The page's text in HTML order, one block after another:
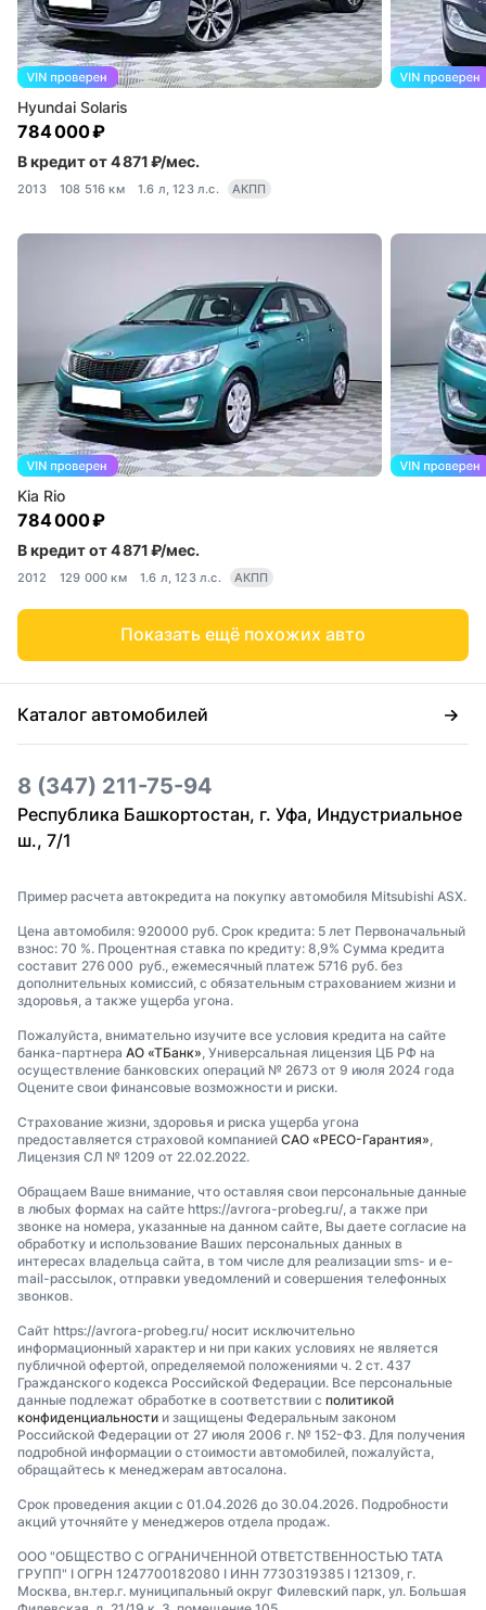
Hyundai Solaris
784 000 ₽
В кредит от 4 871 ₽/мес.
2013 108 516 км 1.6 л, 123 л.с. АКПП
Kia Rio
784 000 ₽
В кредит от 4 871 ₽/мес.
2012 129 000 км 1.6 л, 123 л.с. АКПП
Показать ещё похожих авто
Каталог автомобилей
8 (347) 211-75-94
Республика Башкортостан, г. Уфа, Индустриальное
ш., 7/1
Пример расчета автокредита на покупку автомобиля Mitsubishi ASX.
Цена автомобиля: 920000 руб. Срок кредита: 5 лет Первоначальный
взнос: 70 %. Процентная ставка по кредиту: 8,9% Сумма кредита
составит 276 000 руб., ежемесячный платеж 5716 руб. без
дополнительных комиссий, с обязательным страхованием жизни и
здоровья, а также ущерба угона.
Пожалуйста, внимательно изучите все условия кредита на сайте
банка-партнера АО «ТБанк», Универсальная лицензия ЦБ РФ на
осуществление банковских операций № 2673 от 9 июля 2024 года
Оцените свои финансовые возможности и риски.
Страхование жизни, здоровья и риска ущерба угона
предоставляется страховой компанией САО «РЕСО-Гарантия»,
Лицензия СЛ № 1209 от 22.02.2022.
Обращаем Ваше внимание, что оставляя свои персональные данные
в любых формах на сайте https://avrora-probeg.ru/, а также при
звонке на номера, указанные на данном сайте, Вы даете согласие на
обработку и использование Ваших персональных данных в
интересах владельца сайта, в том числе для реализации sms- и e-
mail-рассылок, отправки уведомлений и совершения телефонных
звонков.
Сайт https://avrora-probeg.ru/ носит исключительно
информационный характер и ни при каких условиях не является
публичной офертой, определяемой положениями ч. 2 ст. 437
Гражданского кодекса Российской Федерации. Все персональные
данные подлежат обработке в соответствии с политикой
конфиденциальности и защищены Федеральным законом
Российской Федерации от 27 июля 2006 г. № 152-ФЗ. Для получения
подробной информации о стоимости автомобилей, пожалуйста,
обращайтесь к менеджерам автосалона.
Срок проведения акции с 01.04.2026 до 30.04.2026. Подробности
акций уточняйте у менеджеров отдела продаж.
ООО "ОБЩЕСТВО С ОГРАНИЧЕННОЙ ОТВЕТСТВЕННОСТЬЮ ТАТА
ГРУПП" I ОГРН 1247700182080 I ИНН 7730319385 I 121309, г.
Москва, вн.тер.г. муниципальный округ Филевский парк, ул. Большая